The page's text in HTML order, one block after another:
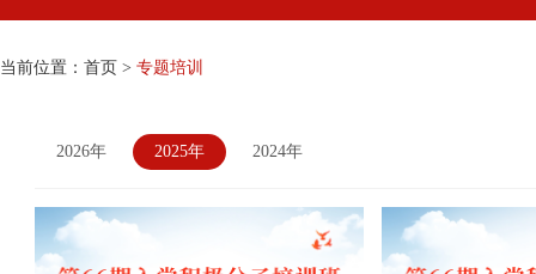
当前位置： 首页 > 专题培训
2026年 2025年 2024年